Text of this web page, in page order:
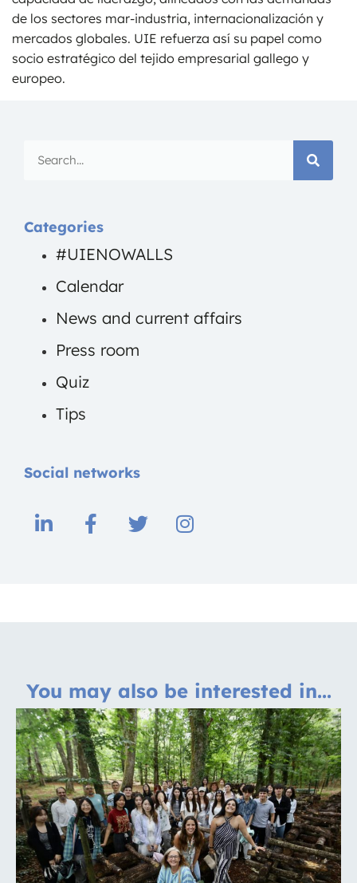
de los sectores mar-industria, internacionalización y
mercados globales. UIE refuerza así su papel como
socio estratégico del tejido empresarial gallego y
europeo.
Categories
#UIENOWALLS
Calendar
News and current affairs
Press room
Quiz
Tips
Social networks
You may also be interested in...